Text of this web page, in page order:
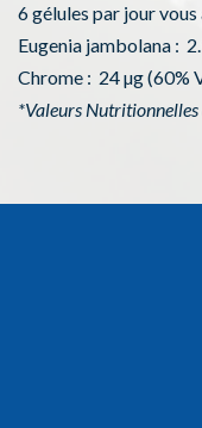
6 gélules par jour
Eugenia jambolana :
Chrome : 24 µg (60%
*Valeurs Nutritionnelles